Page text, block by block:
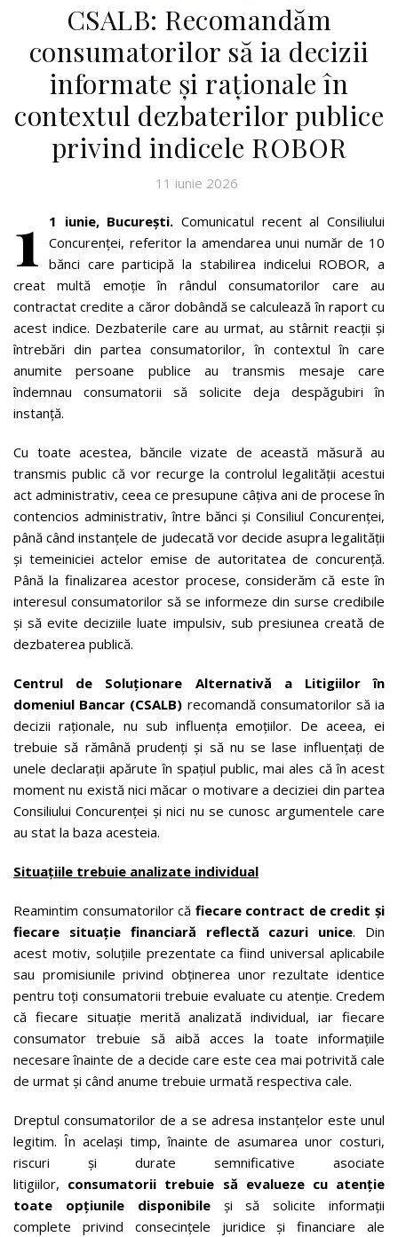
CSALB: Recomandăm
consumatorilor să ia decizii
informate și raționale în
contextul dezbaterilor publice
privind indicele ROBOR
11 iunie 2026
1 1 iunie, București. Comunicatul recent al Consiliului
Concurenței, referitor la amendarea unui număr de 10
bănci care participă la stabilirea indicelui ROBOR, a
creat multă emoție în rândul consumatorilor care au
contractat credite a căror dobândă se calculează în raport cu
acest indice. Dezbaterile care au urmat, au stârnit reacții și
întrebări din partea consumatorilor, în contextul în care
anumite persoane publice au transmis mesaje care
îndemnau consumatorii să solicite deja despăgubiri în
instanță.
Cu toate acestea, băncile vizate de această măsură au
transmis public că vor recurge la controlul legalității acestui
act administrativ, ceea ce presupune câțiva ani de procese în
contencios administrativ, între bănci și Consiliul Concurenței,
până când instanțele de judecată vor decide asupra legalității
și temeiniciei actelor emise de autoritatea de concurență.
Până la finalizarea acestor procese, considerăm că este în
interesul consumatorilor să se informeze din surse credibile
și să evite deciziile luate impulsiv, sub presiunea creată de
dezbaterea publică.
Centrul de Soluționare Alternativă a Litigiilor în
domeniul Bancar (CSALB) recomandă consumatorilor să ia
decizii raționale, nu sub influența emoțiilor. De aceea, ei
trebuie să rămână prudenți și să nu se lase influențați de
unele declarații apărute în spațiul public, mai ales că în acest
moment nu există nici măcar o motivare a deciziei din partea
Consiliului Concurenței și nici nu se cunosc argumentele care
au stat la baza acesteia.
Situațiile trebuie analizate individual
Reamintim consumatorilor că fiecare contract de credit și
fiecare situație financiară reflectă cazuri unice. Din
acest motiv, soluțiile prezentate ca fiind universal aplicabile
sau promisiunile privind obținerea unor rezultate identice
pentru toți consumatorii trebuie evaluate cu atenție. Credem
că fiecare situație merită analizată individual, iar fiecare
consumator trebuie să aibă acces la toate informațiile
necesare înainte de a decide care este cea mai potrivită cale
de urmat și când anume trebuie urmată respectiva cale.
Dreptul consumatorilor de a se adresa instanțelor este unul
legitim. În același timp, înainte de asumarea unor costuri,
riscuri și durate semnificative asociate
litigiilor, consumatorii trebuie să evalueze cu atenție
toate opțiunile disponibileși să solicite informații
complete privind consecințele juridice și financiare ale